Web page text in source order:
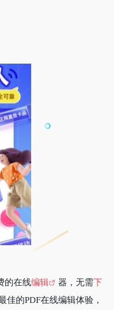
的在线编辑 器，无需下
佳的PDF在线编辑体验，